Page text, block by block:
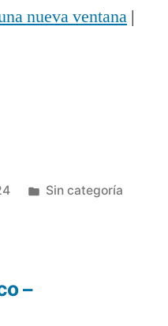
nueva ventana |
Publicada
Sin categoría
–